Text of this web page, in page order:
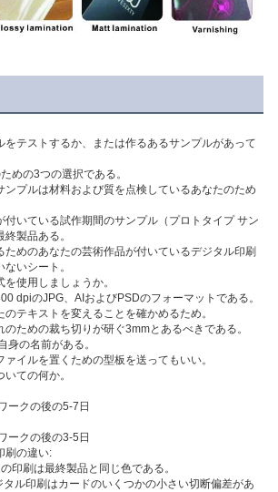
をテストするか、または作るあるサンプルがあって
めの3つの選択である。
ンプルは材料および質を点検しているあなたのため
付いている試作期間のサンプル（プロトタイプ サン
製品ある。
ためのあなたの芸術作品が付いているデジタル印刷
いシート。
使用しましょうか。
dpiのJPG、AIおよびPSDのフォーマットである。
テキストを変えることを確かめるため。
ための裁ち切りが研ぐ3mmとあるべきである。
身の名前がある。
イルを置くための型板を送ってもいい。
ての何か。
ークの後の5-7日
ークの後の3-5日
刷の違い:
印刷は最終製品と同じ色である。
ル印刷はカードのいくつかの小さい切断偏差があ